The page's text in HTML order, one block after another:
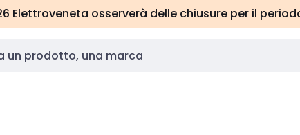
Elettroveneta osserverà delle chiusure per il